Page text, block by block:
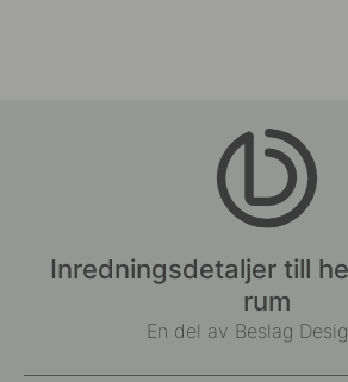
Inredningsdetaljer till
rum
En del av Beslag